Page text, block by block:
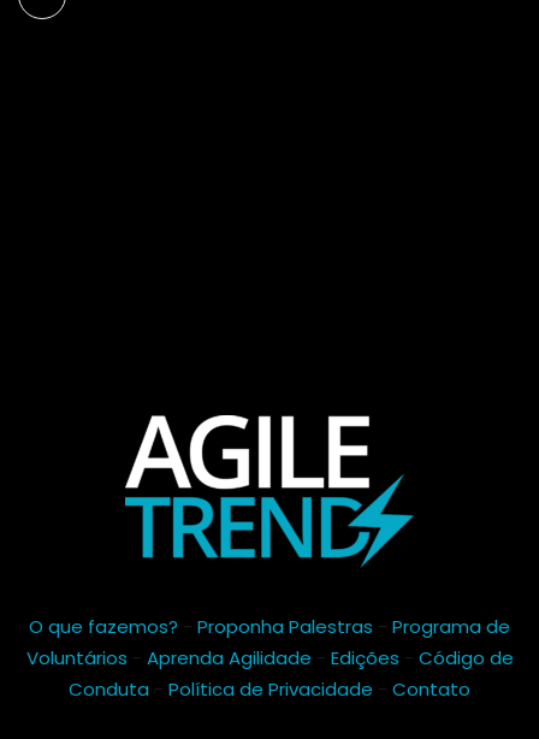
O que fazemos? - Proponha Palestras - Programa de
Voluntários - Aprenda Agilidade - Edições - Código de
Conduta - Política de Privacidade - Contato